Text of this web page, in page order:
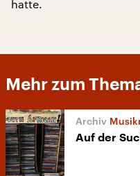
hatte.
Mehr zum
Auf der